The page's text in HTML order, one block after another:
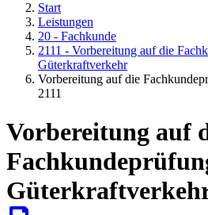
Start
Leistungen
20 - Fachkunde
2111 - Vorbereitung auf die
Güterkraftverkehr
Vorbereitung auf die
2111
Vorbereitung auf